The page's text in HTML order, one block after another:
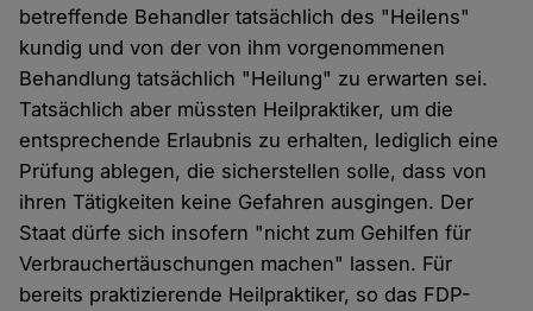
betreffende Behandler tatsächlich des "Heilens"
kundig und von der von ihm vorgenommenen
Behandlung tatsächlich "Heilung" zu erwarten sei.
Tatsächlich aber müssten Heilpraktiker, um die
entsprechende Erlaubnis zu erhalten, lediglich eine
Prüfung ablegen, die sicherstellen solle, dass von
ihren Tätigkeiten keine Gefahren ausgingen. Der
Staat dürfe sich insofern "nicht zum Gehilfen für
Verbrauchertäuschungen machen" lassen. Für
bereits praktizierende Heilpraktiker, so das FDP-